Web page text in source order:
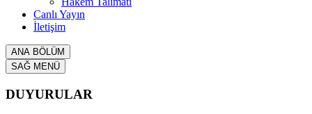
Canlı Yayın
İletişim
ANA BÖLÜM
SAĞ MENÜ
DUYURULAR